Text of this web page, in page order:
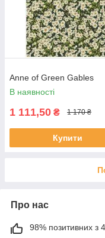
Anne of Green Gables
В наявності
1 111,50 ₴ 1 170 ₴
Купити
Про нас
98% позитивних з